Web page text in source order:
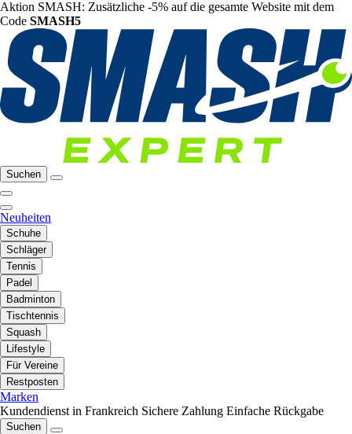
Aktion SMASH: Zusätzliche -5% auf die gesamte Website mit dem
Code SMASH5
Suchen
Neuheiten
Schuhe
Schläger
Tennis
Padel
Badminton
Tischtennis
Squash
Lifestyle
Für Vereine
Restposten
Marken
Kundendienst in Frankreich Sichere Zahlung Einfache Rückgabe
Suchen